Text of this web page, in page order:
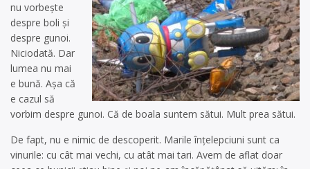
nu vorbește
despre boli și
despre gunoi.
Niciodată. Dar
lumea nu mai
e bună. Așa că
e cazul să
vorbim despre gunoi. Că de boala suntem sătui. Mult prea sătui.
De fapt, nu e nimic de descoperit. Marile înțelepciuni sunt ca
vinurile: cu cât mai vechi, cu atât mai tari. Avem de aflat doar